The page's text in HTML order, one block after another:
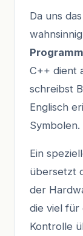
Da uns
C++ dient
schreibst
Englisch
Symbolen.
Ein
übersetzt
der
die viel für
Kontrolle